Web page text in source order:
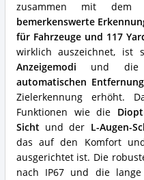
zusammen mit dem
bemerkenswerte
für Fahrzeuge und 117
wirklich auszeichnet, ist
Anzeigemodi und
automatischen
Zielerkennung erhöht.
Funktionen wie die
Sichtund der L-Augen-
das auf den Komfort
ausgerichtet ist. Die
nach IP67 und die